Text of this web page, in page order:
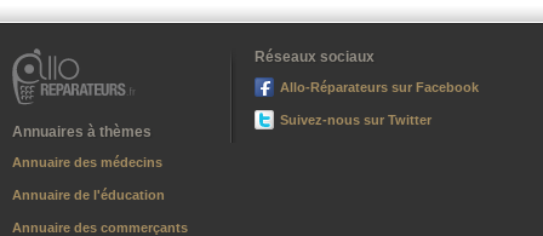
Annuaires à thèmes
Annuaire des médecins
Annuaire de l'éducation
Annuaire des commerçants
Réseaux sociaux
Allo-Réparateurs sur Facebook
Suivez-nous sur Twitter